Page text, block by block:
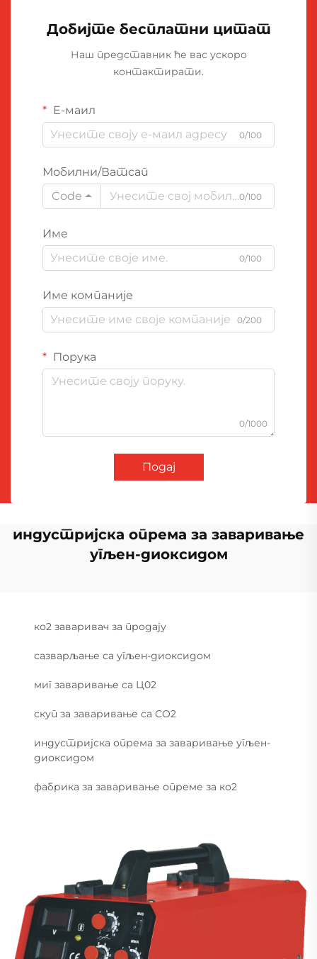
Добијте бесплатни цитат
Наш представник ће вас ускоро
контактирати.
Е-маил
0/100
Мобилни/Ватсап
Code
0/100
Име
0/100
Име компаније
0/200
Порука
0/1000
Подај
индустријска опрема за заваривање
угљен-диоксидом
ко2 заваривач за продају
сазварљање са угљен-диоксидом
миг заваривање са Ц02
скуп за заваривање са CO2
индустријска опрема за заваривање угљен-
диоксидом
фабрика за заваривање опреме за ко2